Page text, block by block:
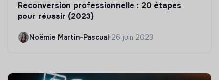
Reconversion professionnelle : 20 étapes
pour réussir (2023)
Noëmie Martin-Pascual•26 juin 2023